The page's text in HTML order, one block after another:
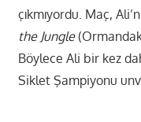
çıkmıyordu. Maç,
the Jungle
Böylece Ali bir kez
Siklet Şampiyonu